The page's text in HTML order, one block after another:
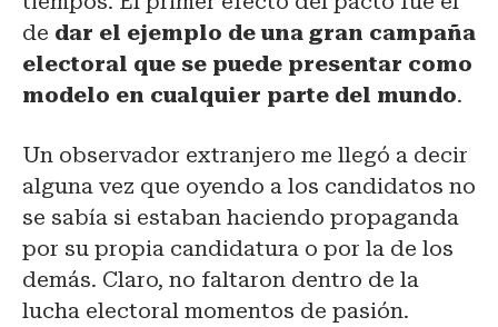
de dar el ejemplo de una gran campaña
electoral que se puede presentar como
modelo en cualquier parte del mundo.
Un observador extranjero me llegó a decir
alguna vez que oyendo a los candidatos no
se sabía si estaban haciendo propaganda
por su propia candidatura o por la de los
demás. Claro, no faltaron dentro de la
lucha electoral momentos de pasión.